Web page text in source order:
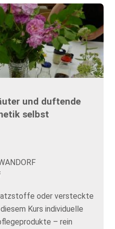
und duftende
selbst
oder versteckte
Kurs individuelle
– rein